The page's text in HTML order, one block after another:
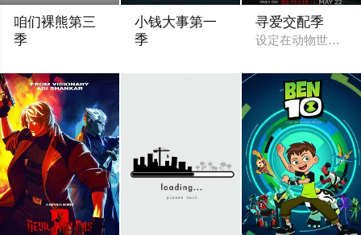
咱们裸熊第三
季
小钱大事第一
季
寻爱交配季
设定在动物世界，